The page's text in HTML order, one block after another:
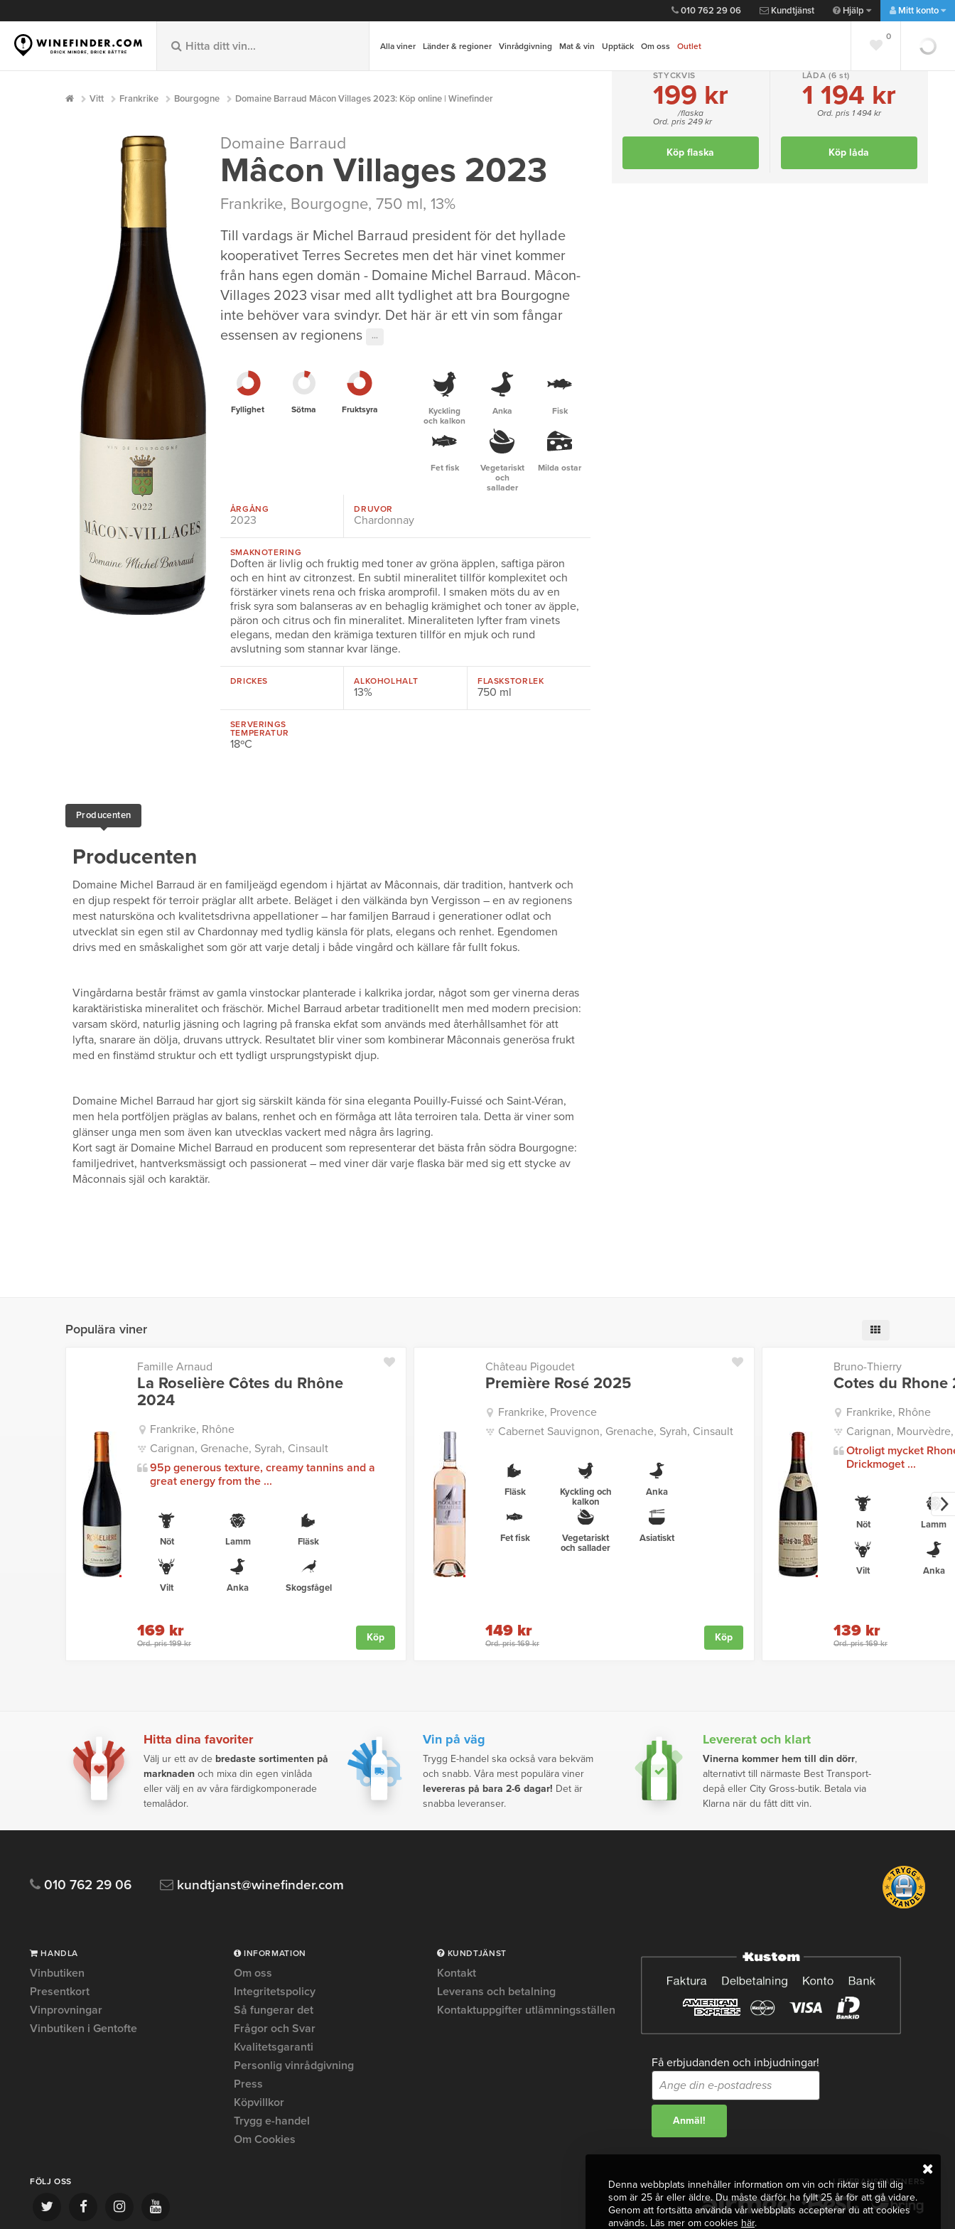
010 762 29 06 Kundtjänst Hjälp Mitt konto
Alla viner Länder & regioner Vinrådgivning Mat & vin Upptäck Om oss Outlet
0
0
Vitt Frankrike Bourgogne Domaine Barraud Mâcon Villages 2023: Köp online | Winefinder Lägg till favorit Dela
Domaine Barraud
Mâcon Villages 2023
Frankrike, Bourgogne, 750 ml, 13%
Till vardags är Michel Barraud president för det hyllade
kooperativet Terres Secretes men det här vinet kommer
från hans egen domän - Domaine Michel Barraud. Mâcon-
Villages 2023 visar med allt tydlighet att bra Bourgogne
inte behöver vara svindyr. Det här är ett vin som fångar
essensen av regionens
···
STYCKVIS
199 kr
/flaska
Ord. pris 249 kr
Köp flaska
LÅDA (6 st)
1 194 kr
Ord. pris 1 494 kr
Köp låda
Fyllighet Sötma Fruktsyra
Kyckling
och kalkon
Anka Fisk
Fet fisk
Vegetariskt
och
sallader
Milda ostar
ÅRGÅNG
2023
DRUVOR
Chardonnay
SMAKNOTERING
Doften är livlig och fruktig med toner av gröna äpplen, saftiga päron
och en hint av citronzest. En subtil mineralitet tillför komplexitet och
förstärker vinets rena och friska aromprofil. I smaken möts du av en
frisk syra som balanseras av en behaglig krämighet och toner av äpple,
päron och citrus och fin mineralitet. Mineraliteten lyfter fram vinets
elegans, medan den krämiga texturen tillför en mjuk och rund
avslutning som stannar kvar länge.
DRICKES ALKOHOLHALT
13%
FLASKSTORLEK
750 ml
SERVERINGS
TEMPERATUR
18ºC
Producenten
Producenten
Domaine Michel Barraud är en familjeägd egendom i hjärtat av Mâconnais, där tradition, hantverk och
en djup respekt för terroir präglar allt arbete. Beläget i den välkända byn Vergisson – en av regionens
mest natursköna och kvalitetsdrivna appellationer – har familjen Barraud i generationer odlat och
utvecklat sin egen stil av Chardonnay med tydlig känsla för plats, elegans och renhet. Egendomen
drivs med en småskalighet som gör att varje detalj i både vingård och källare får fullt fokus.
Vingårdarna består främst av gamla vinstockar planterade i kalkrika jordar, något som ger vinerna deras
karaktäristiska mineralitet och fräschör. Michel Barraud arbetar traditionellt men med modern precision:
varsam skörd, naturlig jäsning och lagring på franska ekfat som används med återhållsamhet för att
lyfta, snarare än dölja, druvans uttryck. Resultatet blir viner som kombinerar Mâconnais generösa frukt
med en finstämd struktur och ett tydligt ursprungstypiskt djup.
Domaine Michel Barraud har gjort sig särskilt kända för sina eleganta Pouilly-Fuissé och Saint-Véran,
men hela portföljen präglas av balans, renhet och en förmåga att låta terroiren tala. Detta är viner som
glänser unga men som även kan utvecklas vackert med några års lagring.
Kort sagt är Domaine Michel Barraud en producent som representerar det bästa från södra Bourgogne:
familjedrivet, hantverksmässigt och passionerat – med viner där varje flaska bär med sig ett stycke av
Mâconnais själ och karaktär.
Populära viner
Famille Arnaud
La Roselière Côtes du Rhône
2024
Frankrike, Rhône
Carignan, Grenache, Syrah, Cinsault
95p generous texture, creamy tannins and a
great energy from the ...
Nöt Lamm Fläsk
Vilt Anka Skogsfågel
Ord. pris 199 kr
169 kr Köp
Château Pigoudet
Première Rosé 2025
Frankrike, Provence
Cabernet Sauvignon, Grenache, Syrah, Cinsault
Fläsk
Kyckling och
kalkon
Anka
Fet fisk
Vegetariskt
och sallader
Asiatiskt
Ord. pris 169 kr
149 kr Köp
Bruno-Thierry
Cotes du Rhone
Frankrike, Rhône
Carignan,
Otroligt mycket
Drickmoget ...
Nöt Lamm
Vilt Anka
Ord. pris 169 kr
139 kr
Hitta dina favoriter
Välj ur ett av de bredaste sortimenten på
marknaden och mixa din egen vinlåda
eller välj en av våra färdigkomponerade
temalådor.
Vin på väg
Trygg E-handel ska också vara bekväm
och snabb. Våra mest populära viner
levereras på bara 2-6 dagar! Det är
snabba leveranser.
Levererat och klart
Vinerna kommer hem till din dörr,
alternativt till närmaste Best Transport-
depå eller City Gross-butik. Betala via
Klarna när du fått ditt vin.
010 762 29 06 kundtjanst@winefinder.com
HANDLA
Vinbutiken
Presentkort
Vinprovningar
Vinbutiken i Gentofte
INFORMATION
Om oss
Integritetspolicy
Så fungerar det
Frågor och Svar
Kvalitetsgaranti
Personlig vinrådgivning
Press
Köpvillkor
Trygg e-handel
Om Cookies
KUNDTJÄNST
Kontakt
Leverans och betalning
Kontaktuppgifter utlämningsställen
Få erbjudanden och inbjudningar!
FÖLJ OSS LEVERANSPARTNERS
Denna webbplats innehåller information om vin och riktar sig till dig
som är 25 år eller äldre. Du måste därför ha fyllt 25 år för att gå vidare.
Genom att fortsätta använda vår webbplats accepterar du att cookies
används. Läs mer om cookies här.